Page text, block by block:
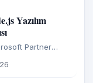
Yazılım
Partner
performanslı VDS,
100+ modüllü